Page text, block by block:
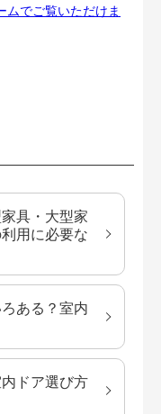
ムでご覧いただけま
具・大型家
用に必要な
ある？室内
ドア選び方